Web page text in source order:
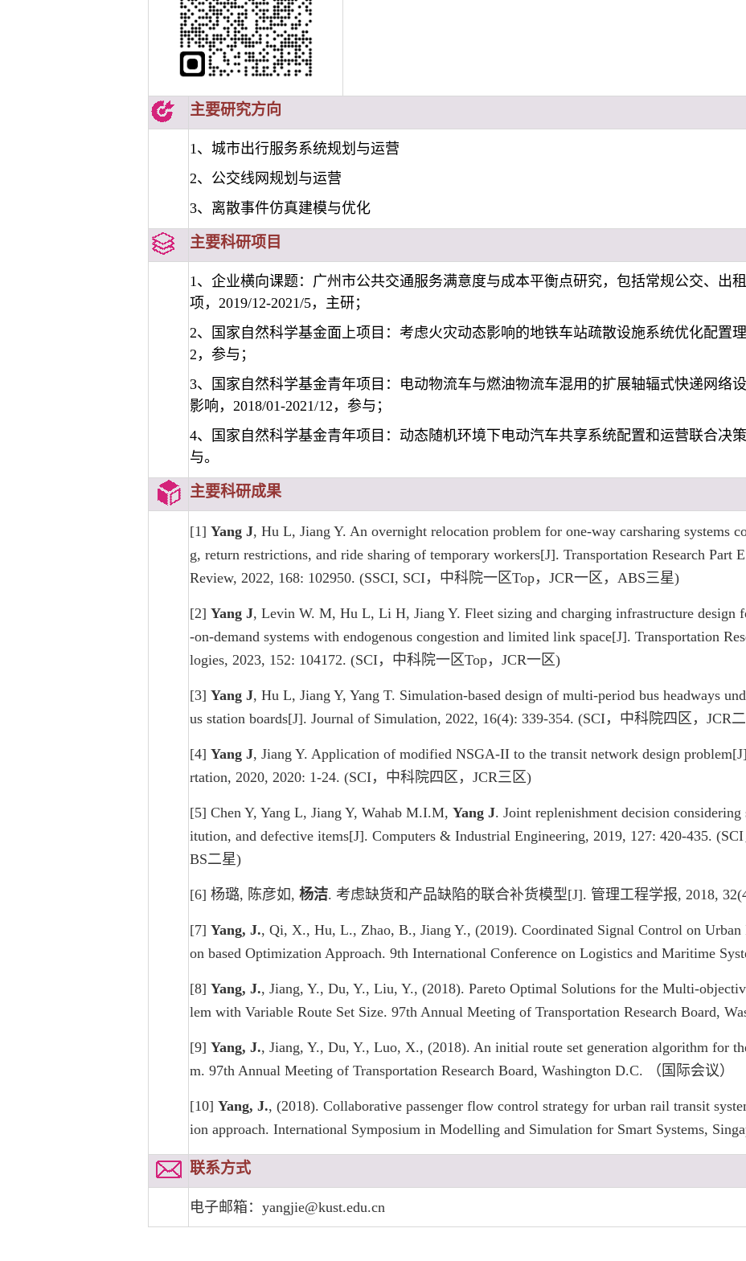
主要研究方向
1、城市出行服务系统规划与运营
2、公交线网规划与运营
3、离散事件仿真建模与优化
主要科研项目
1、 企业横向课题：广州市公共交通服务满意度与成本平衡点研究，包括常规公交、出
项， 2019/12-2021/5，主研；
2、国家自然科学基金面上项目：考虑火灾动态影响的地铁车站疏散设施系统优化配置
2，参与；
3、国家自然科学基金青年项目：电动物流车与燃油物流车混用的扩展轴辐式快递网
影响，2018/01-2021/12，参与；
4、国家自然科学基金青年项目：动态随机环境下电动汽车共享系统配置和运营联合决
与。
主要科研成果
[1] Yang J, Hu L, Jiang Y. An overnight relocation problem for one-way carsharing systems
g, return restrictions, and ride sharing of temporary workers[J]. Transportation Research Part
Review, 2022, 168: 102950. (SSCI, SCI，中科院一区Top，JCR一区，ABS三星)
[2] Yang J, Levin W. M, Hu L, Li H, Jiang Y. Fleet sizing and charging infrastructure design
-on-demand systems with endogenous congestion and limited link space[J]. Transportation
logies, 2023, 152: 104172. (SCI，中科院一区Top，JCR一区)
[3] Yang J, Hu L, Jiang Y, Yang T. Simulation-based design of multi-period bus headways
us station boards[J]. Journal of Simulation, 2022, 16(4): 339-354. (SCI，中科院四区，JCR
[4] Yang J, Jiang Y. Application of modified NSGA-II to the transit network design
rtation, 2020, 2020: 1-24. (SCI，中科院四区，JCR三区)
[5] Chen Y, Yang L, Jiang Y, Wahab M.I.M, Yang J. Joint replenishment decision considering
itution, and defective items[J]. Computers & Industrial Engineering, 2019, 127: 420-435.
BS二星)
[6] 杨璐, 陈彦如, 杨洁. 考虑缺货和产品缺陷的联合补货模型[J]. 管理工程学报, 2018,
[7] Yang, J., Qi, X., Hu, L., Zhao, B., Jiang Y., (2019). Coordinated Signal Control on
on based Optimization Approach. 9th International Conference on Logistics and Maritime
[8] Yang, J., Jiang, Y., Du, Y., Liu, Y., (2018). Pareto Optimal Solutions for the Multi-
lem with Variable Route Set Size. 97th Annual Meeting of Transportation Research Board,
[9] Yang, J., Jiang, Y., Du, Y., Luo, X., (2018). An initial route set generation algorithm for
m. 97th Annual Meeting of Transportation Research Board, Washington D.C. （国际会议）
[10] Yang, J., (2018). Collaborative passenger flow control strategy for urban rail transit
ion approach. International Symposium in Modelling and Simulation for Smart Systems,
联系方式
电子邮箱：yangjie@kust.edu.cn